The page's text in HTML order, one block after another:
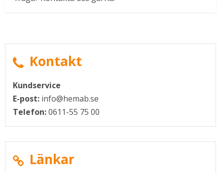
Kontakt
Kundservice
E-post: info@hemab.se
Telefon:0611-55 75 00
Länkar